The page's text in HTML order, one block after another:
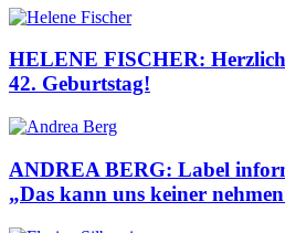
HELENE FISCHER:
42. Geburtstag!
ANDREA BERG: Label
„Das kann uns keiner